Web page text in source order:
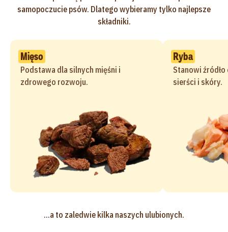
samopoczucie psów. Dlatego wybieramy tylko najlepsze
składniki.
Mięso
Podstawa dla silnych mięśni i
zdrowego rozwoju.
Ryba
Stanowi
sierści i skóry.
...a to zaledwie kilka naszych ulubionych.